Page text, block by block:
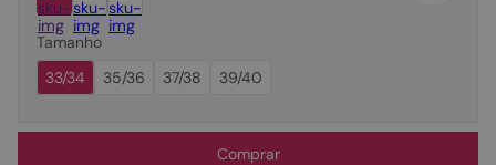
Tamanho
33/34
35/36 37/38 39/40
Comprar
sapatilha
couro